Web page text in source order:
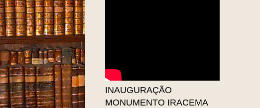
INAUGURAÇÃO
MONUMENTO IRACEMA